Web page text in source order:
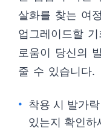
살화를 찾는 여
업그레이드할
로움이 당신의
줄 수 있습니다.
착용 시 발가
있는지 확인하